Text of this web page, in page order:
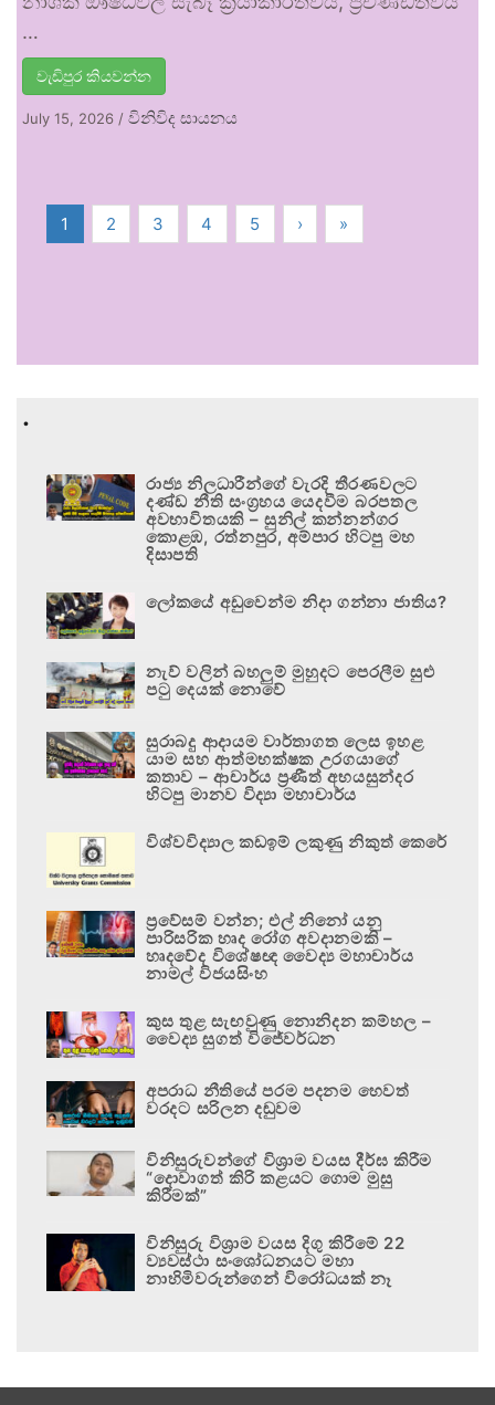
…
වැඩිපුර කියවන්න
July 15, 2026 / විනිවිද සායනය
1 2 3 4 5 › »
.
රාජ්‍ය නිලධාරීන්ගේ වැරදි තීරණවලට
දණ්ඩ නීති සංග්‍රහය යෙදවීම බරපතල
අවභාවිතයකි – සුනිල් කන්නන්ගර
කොළඹ, රත්නපුර, අම්පාර හිටපු මහ
දිසාපති
ලෝකයේ අඩුවෙන්ම නිදා ගන්නා ජාතිය?
නැව් වලින් බහලුම් මුහුදට පෙරලීම සුළු
පටු දෙයක් නොවේ
සුරාබදු ආදායම වාර්තාගත ලෙස ඉහළ
යාම සහ ආත්මභක්ෂක උරගයාගේ
කතාව – ආචාර්ය ප්‍රණීත් අභයසුන්දර
හිටපු මානව විද්‍යා මහාචාර්ය
විශ්වවිද්‍යාල කඩඉම් ලකුණු නිකුත් කෙරේ
ප්‍රවේසම් වන්න; එල් නිනෝ යනු
පාරිසරික හෘද රෝග අවදානමකි –
හෘදවේද විශේෂඥ වෛද්‍ය මහාචාර්ය
නාමල් විජයසිංහ
කුස තුළ සැඟවුණු නොනිදන කම්හල –
වෛද්‍ය සුගත් විජේවර්ධන
අපරාධ නීතියේ පරම පදනම හෙවත්
වරදට සරිලන දඬුවම
විනිසුරුවන්ගේ විශ්‍රාම වයස දීර්ඝ කිරීම
“දොවාගත් කිරි කළයට ගොම මුසු
කිරීමක්”
විනිසුරු විශ්‍රාම වයස දිගු කිරීමේ 22
ව්‍යවස්ථා සංශෝධනයට මහා
නාහිමිවරුන්ගෙන් විරෝධයක් නෑ